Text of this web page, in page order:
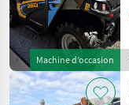
Machine d’occasion